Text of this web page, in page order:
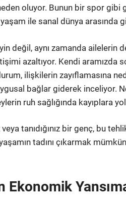
oluyor. Bunun bir spor
ile sanal dünya arasında
değil, aynı zamanda
azaltıyor. Kendi aramızda
ilişkilerin zayıflamasına
bağlar giderek inceliyor.
ruh sağlığında kayıplara
tanıdığınız bir genç, bu
tadını çıkarmak
Ekonomik